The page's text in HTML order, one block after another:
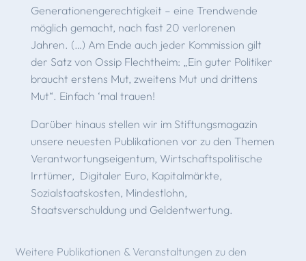
Generationengerechtigkeit – eine Trendwende
möglich gemacht, nach fast 20 verlorenen
Jahren. (…) Am Ende auch jeder Kommission gilt
der Satz von Ossip Flechtheim: „Ein guter Politiker
braucht erstens Mut, zweitens Mut und drittens
Mut“. Einfach ‘mal trauen!
Darüber hinaus stellen wir im Stiftungsmagazin
unsere neuesten Publikationen vor zu den Themen
Verantwortungseigentum, Wirtschaftspolitische
Irrtümer, Digitaler Euro, Kapitalmärkte,
Sozialstaatskosten, Mindestlohn,
Staatsverschuldung und Geldentwertung.
Weitere Publikationen & Veranstaltungen zu den